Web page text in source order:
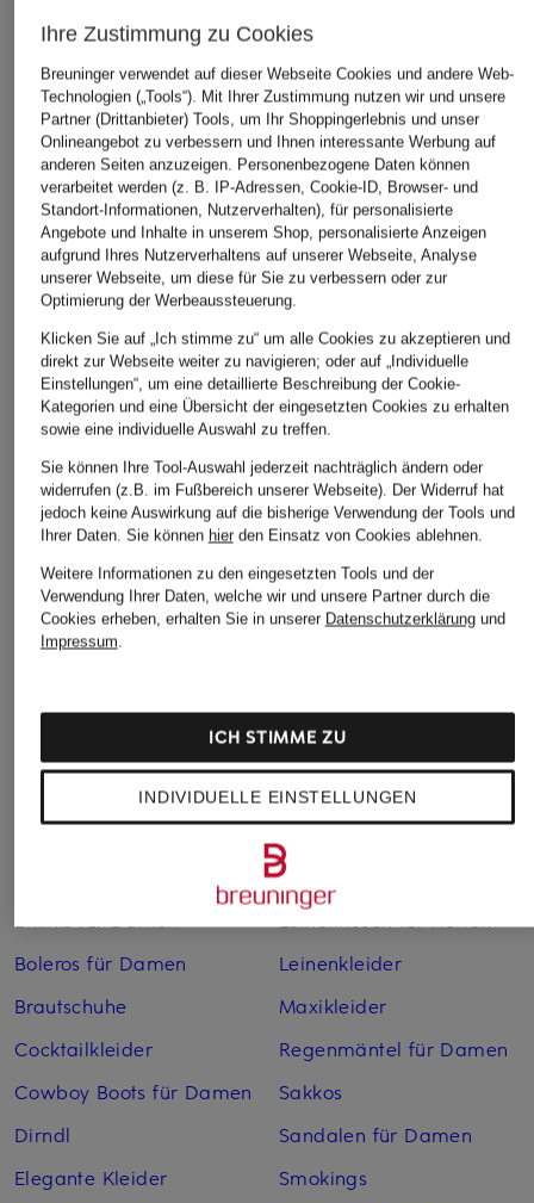
VARLEY
Tights FREESOFT™️
HIGH RISE
CHF 60
Ursprünglich:CHF 109
Juvia
Sweatpants
CHF 80
Ursprünglich:CHF 159
NEO NOIR
Leggings ULIANNA
Anzüge für Herren
Boleros für Damen
Brautschuhe
Cocktailkleider
Cowboy Boots für Damen
Dirndl
Elegante Kleider
Kleider
Lederjacken für Damen
Lederjacken für Herren
Leinenkleider
Maxikleider
Regenmäntel für Damen
Sakkos
Sandalen für Damen
Smokings
Ihre Zustimmung zu Cookies
Breuninger verwendet auf dieser Webseite Cookies und andere Web-
Technologien („Tools“). Mit Ihrer Zustimmung nutzen wir und unsere
Partner (Drittanbieter) Tools, um Ihr Shoppingerlebnis und unser
Onlineangebot zu verbessern und Ihnen interessante Werbung auf
anderen Seiten anzuzeigen. Personenbezogene Daten können
verarbeitet werden (z. B. IP-Adressen, Cookie-ID, Browser- und
Standort-Informationen, Nutzerverhalten), für personalisierte
Angebote und Inhalte in unserem Shop, personalisierte Anzeigen
aufgrund Ihres Nutzerverhaltens auf unserer Webseite, Analyse
unserer Webseite, um diese für Sie zu verbessern oder zur
Optimierung der Werbeaussteuerung.
Klicken Sie auf „Ich stimme zu“ um alle Cookies zu akzeptieren und
direkt zur Webseite weiter zu navigieren; oder auf „Individuelle
Einstellungen“, um eine detaillierte Beschreibung der Cookie-
Kategorien und eine Übersicht der eingesetzten Cookies zu erhalten
sowie eine individuelle Auswahl zu treffen.
Sie können Ihre Tool-Auswahl jederzeit nachträglich ändern oder
widerrufen (z.B. im Fußbereich unserer Webseite). Der Widerruf hat
jedoch keine Auswirkung auf die bisherige Verwendung der Tools und
Ihrer Daten. Sie können hierden Einsatz von Cookies ablehnen.
Weitere Informationen zu den eingesetzten Tools und der
Verwendung Ihrer Daten, welche wir und unsere Partner durch die
Cookies erheben, erhalten Sie in unserer Datenschutzerklärungund
Impressum.
INDIVIDUELLE EINSTELLUNGEN
ICH STIMME ZU